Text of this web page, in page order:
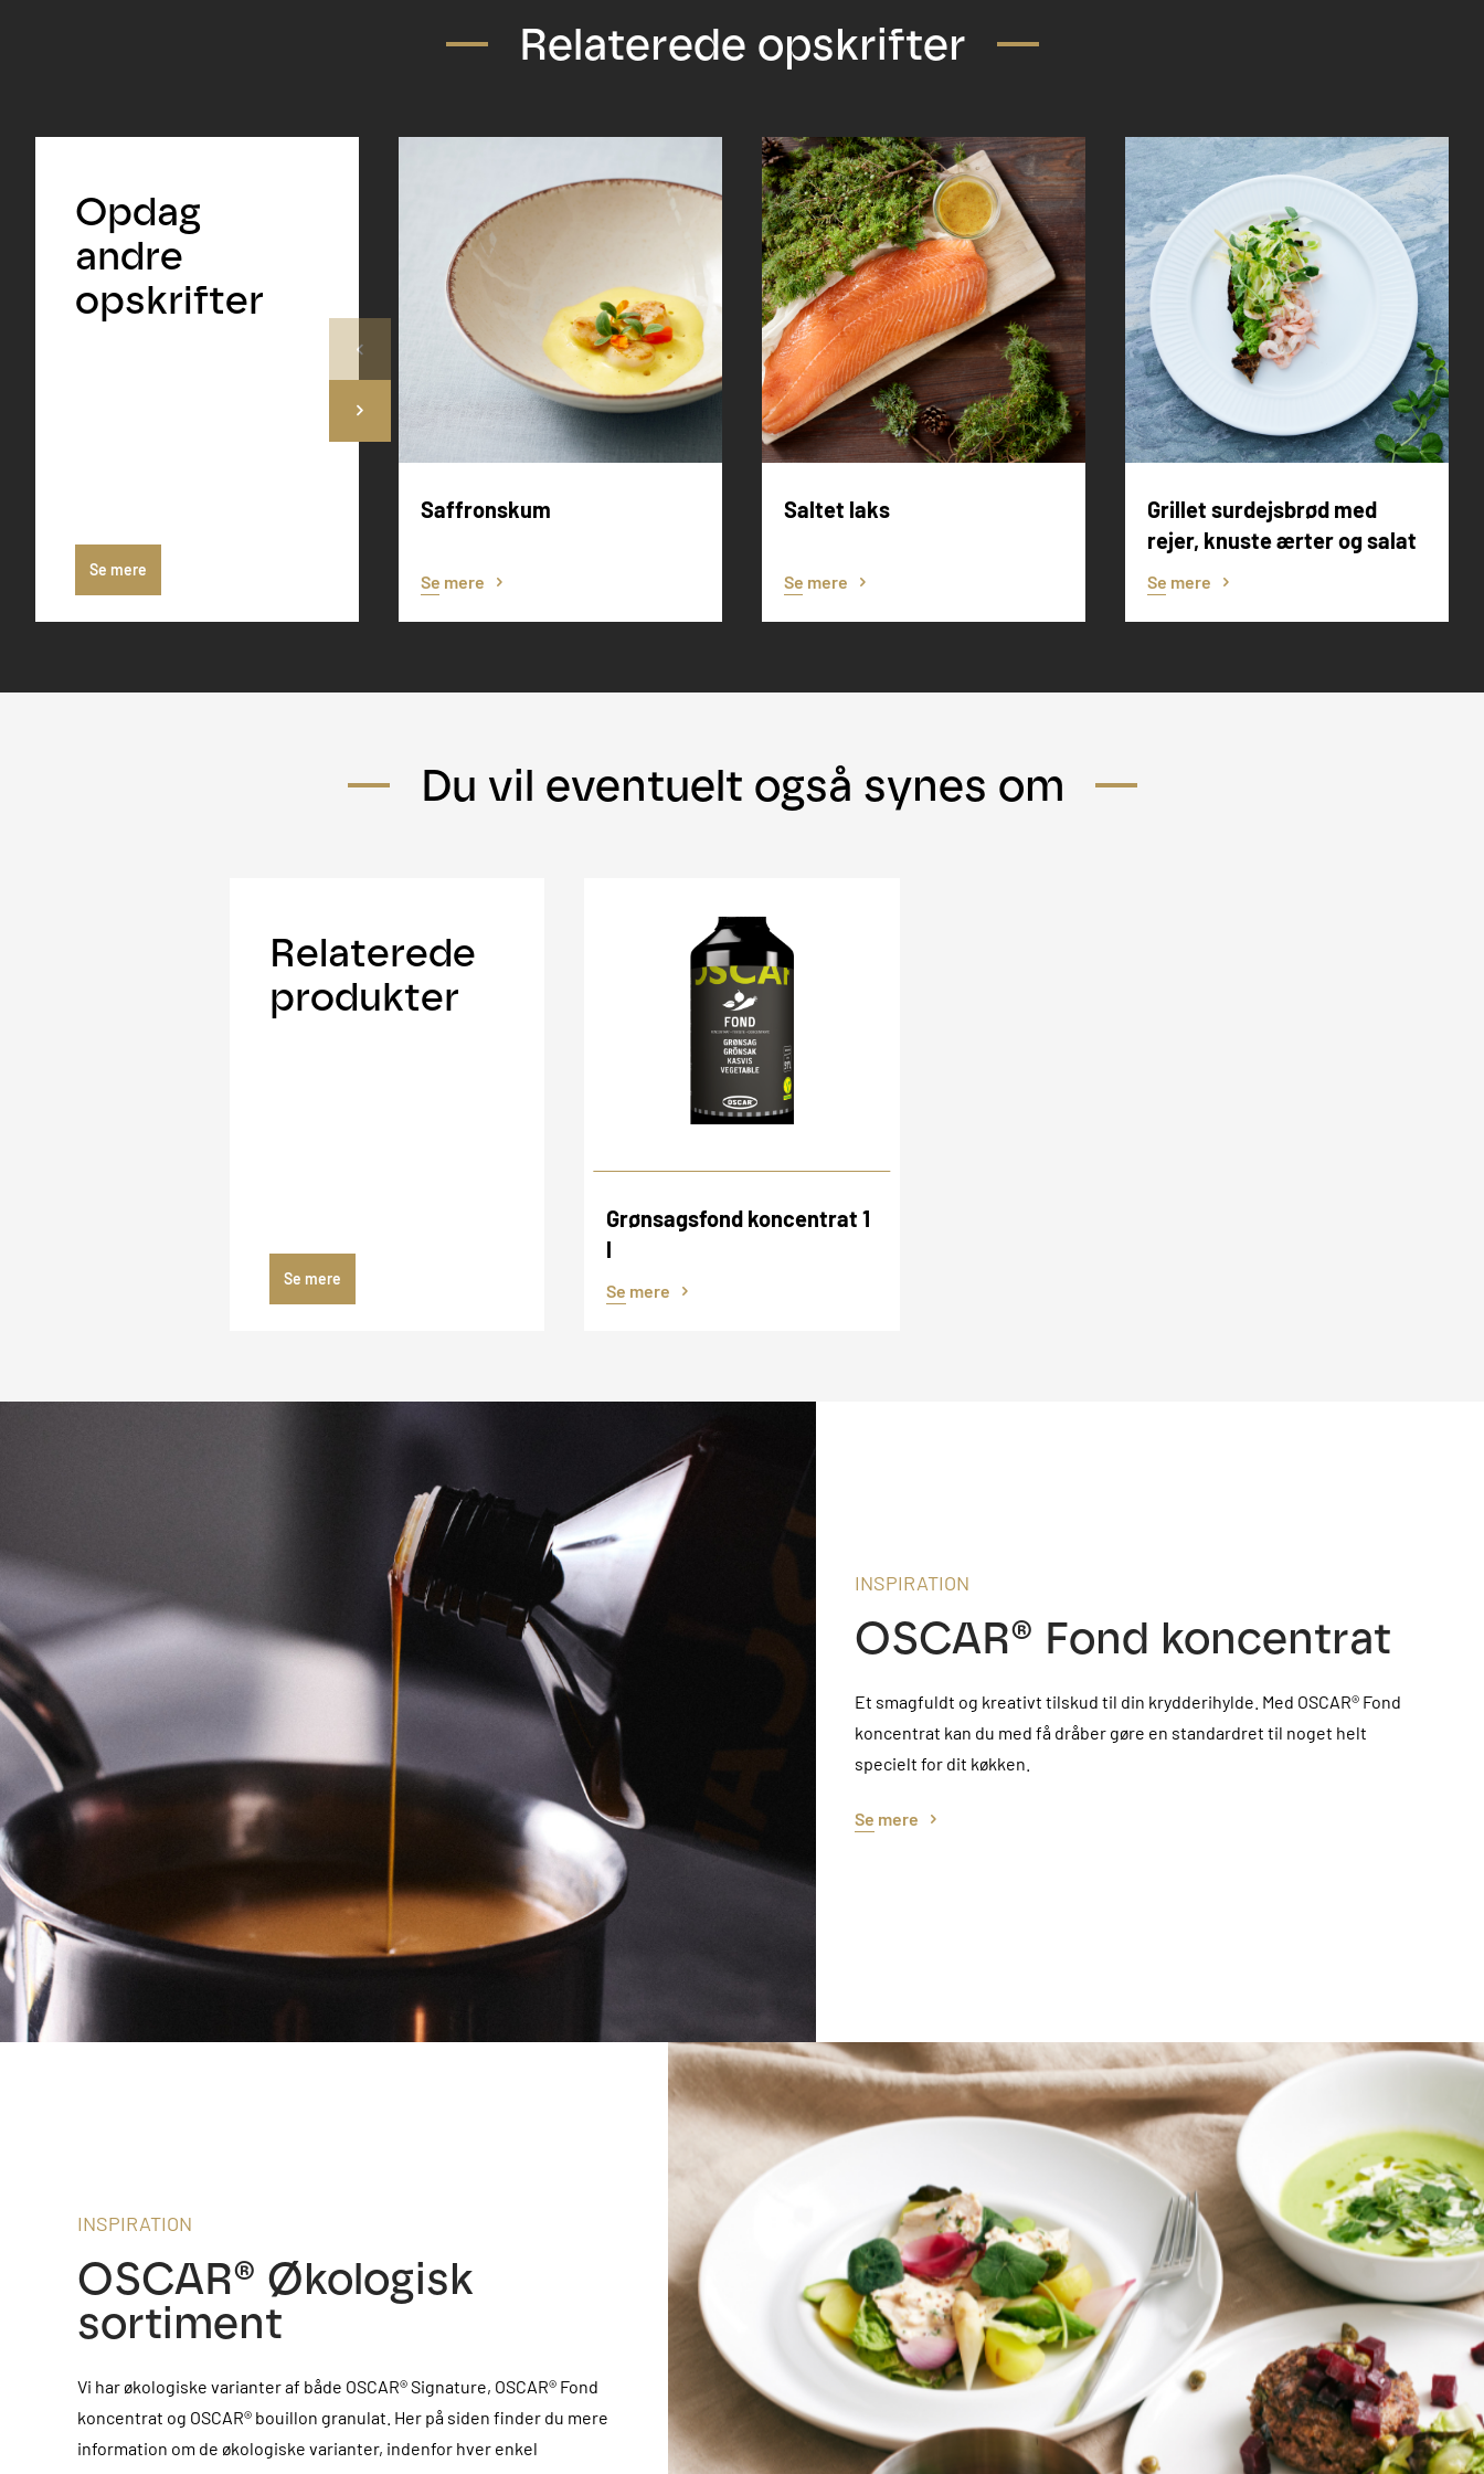
Relaterede opskrifter
Opdag
andre
opskrifter
Se mere
Saffronskum
Se mere
Saltet laks
Se mere
Grillet surdejsbrød med
rejer, knuste ærter og salat
Se mere
Du vil eventuelt også synes om
Relaterede
produkter
Se mere
Grønsagsfond koncentrat 1
l
Se mere
INSPIRATION
OSCAR® Fond koncentrat
Et smagfuldt og kreativt tilskud til din krydderihylde. Med OSCAR® Fond
koncentrat kan du med få dråber gøre en standardret til noget helt
specielt for dit køkken.
Se mere
INSPIRATION
OSCAR® Økologisk
sortiment
Vi har økologiske varianter af både OSCAR® Signature, OSCAR® Fond
koncentrat og OSCAR® bouillon granulat. Her på siden finder du mere
information om de økologiske varianter, indenfor hver enkel